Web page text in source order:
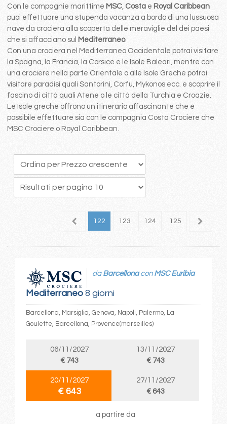
Con le compagnie marittime MSC, Costa e Royal Caribbean
puoi effettuare una stupenda vacanza a bordo di una lussuosa
nave da crociera alla scoperta delle meraviglie del dei paesi
che si affacciano sul Mediterraneo.
Con una crociera nel Mediterraneo Occidentale potrai visitare
la Spagna, la Francia, la Corsice e le Isole Baleari, mentre con
una crociere nella parte Orientale o alle Isole Greche potrai
visitare paradisi quali Santorini, Corfu, Mykonos ecc. e scoprire il
fascino di città quali Atene o le città della Turchia e Croazie.
Le Isole greche offrono un itinerario affascinante che è
possibile effettuare sia con le compagnia Costa Crociere che
MSC Crociere o Royal Caribbean.
121 122 123 124 125 126
Mediterraneo8 giorni
da Barcellonacon MSC Euribia
Barcellona, Marsiglia, Genova, Napoli, Palermo, La
Goulette, Barcellona, Provence(marseilles)
06/11/2027
€ 743
13/11/2027
€ 743
20/11/2027
€ 643
27/11/2027
€ 643
a partire da